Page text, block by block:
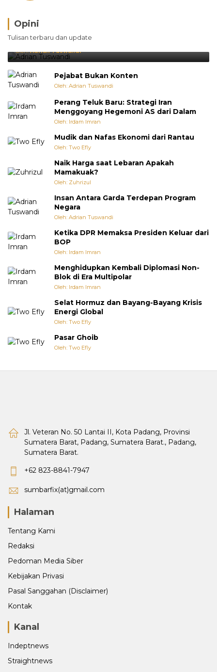
Opini
Tulisan terbaru dan update
Brasil Lebih Diunggulkan, tetapi Jepang Selalu
Punya Cara Membuat Kejutan
Oleh:Adrian Tuswandi
Pejabat Bukan Konten
Oleh: Adrian Tuswandi
Perang Teluk Baru: Strategi Iran
Menggoyang Hegemoni AS dari Dalam
Oleh: Irdam Imran
Mudik dan Nafas Ekonomi dari Rantau
Oleh: Two Efly
Naik Harga saat Lebaran Apakah
Mamakuak?
Oleh: Zuhrizul
Insan Antara Garda Terdepan Program
Negara
Oleh: Adrian Tuswandi
Ketika DPR Memaksa Presiden Keluar dari
BOP
Oleh: Irdam Imran
Menghidupkan Kembali Diplomasi Non-
Blok di Era Multipolar
Oleh: Irdam Imran
Selat Hormuz dan Bayang-Bayang Krisis
Energi Global
Oleh: Two Efly
Pasar Ghoib
Oleh: Two Efly
Jl. Veteran No. 50 Lantai II, Kota Padang, Provinsi
Sumatera Barat, Padang, Sumatera Barat., Padang,
Sumatera Barat.
+62 823-8841-7947
sumbarfix(at)gmail.com
Halaman
Tentang Kami
Redaksi
Pedoman Media Siber
Kebijakan Privasi
Pasal Sanggahan (Disclaimer)
Kontak
Kanal
Indeptnews
Straightnews